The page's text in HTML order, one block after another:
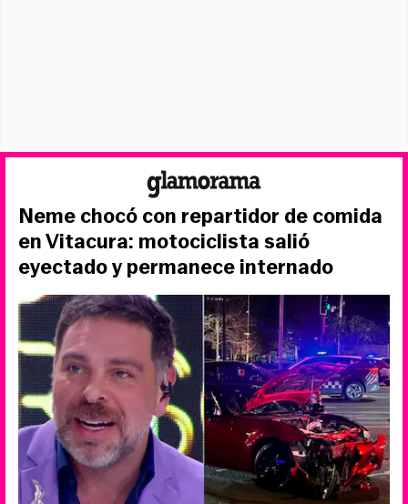
Neme chocó con repartidor de comida
en Vitacura: motociclista salió
eyectado y permanece internado